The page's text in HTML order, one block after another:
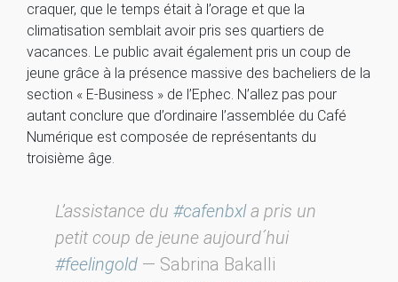
craquer, que le temps était à l’orage et que la
climatisation semblait avoir pris ses quartiers de
vacances. Le public avait également pris un coup de
jeune grâce à la présence massive des bacheliers de la
section « E-Business » de l’Ephec. N’allez pas pour
autant conclure que d’ordinaire l’assemblée du Café
Numérique est composée de représentants du
troisième âge.
L’assistance du #cafenbxla pris un
petit coup de jeune aujourd´hui
#feelingold — Sabrina Bakalli